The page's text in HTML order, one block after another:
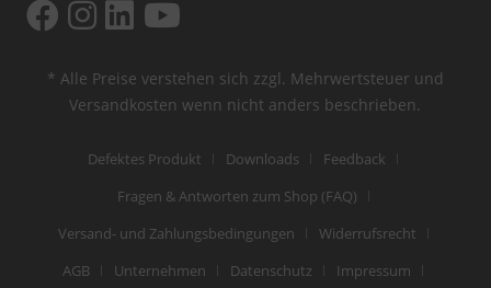
* Alle Preise verstehen sich zzgl. Mehrwertsteuer und
Versandkosten wenn nicht anders beschrieben.
Defektes Produkt Downloads
Feedback
Fragen & Antworten zum Shop (FAQ)
Versand- und Zahlungsbedingungen
Widerrufsrecht
AGB
Unternehmen Datenschutz
Impressum